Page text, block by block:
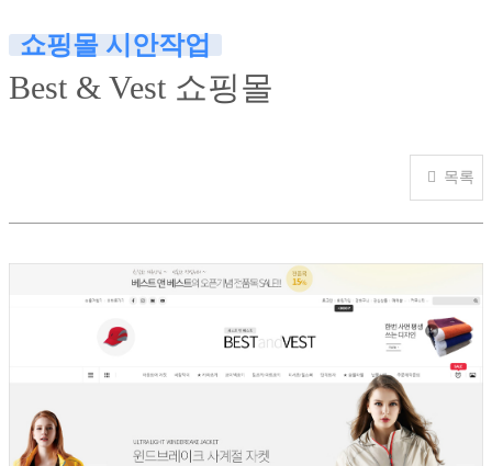
쇼핑몰 시안작업
Best & Vest 쇼핑몰
목록